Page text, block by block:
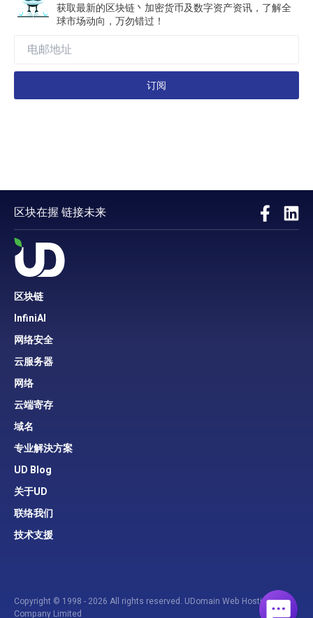
获取最新的区块链丶加密货币及数字资产资讯，了解全
球市场动向，万勿错过！
订阅
区块在握 链接未来
区块链
InfiniAI
网络安全
云服务器
网络
云端寄存
域名
专业解決方案
UD Blog
关于UD
联络我们
技术支援
Copyright © 1998 - 2026 All rights reserved. UDomain Web Hosting
Company Limited